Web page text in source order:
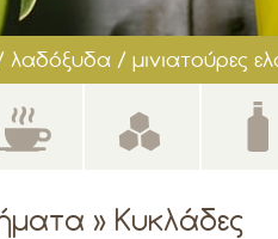
καφές / ελληνικός
» Κυκλάδες